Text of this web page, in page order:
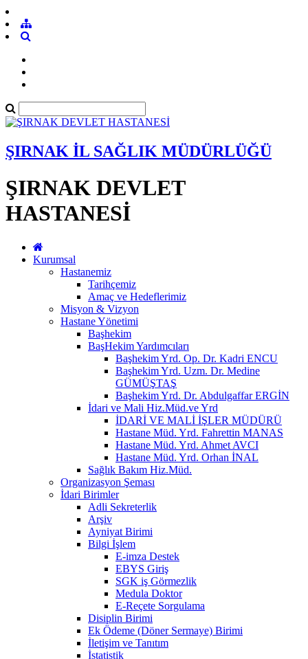
ŞIRNAK İL SAĞLIK MÜDÜRLÜĞÜ
ŞIRNAK DEVLET
HASTANESİ
Kurumsal
Hastanemiz
Tarihçemiz
Amaç ve Hedeflerimiz
Misyon & Vizyon
Hastane Yönetimi
Başhekim
BaşHekim Yardımcıları
Başhekim Yrd. Op. Dr. Kadri ENCU
Başhekim Yrd. Uzm. Dr. Medine
GÜMÜŞTAŞ
Başhekim Yrd. Dr. Abdulgaffar ERGİN
İdari ve Mali Hiz.Müd.ve Yrd
İDARİ VE MALİ İŞLER MÜDÜRÜ
Hastane Müd. Yrd. Fahrettin MANAS
Hastane Müd. Yrd. Ahmet AVCI
Hastane Müd. Yrd. Orhan İNAL
Sağlık Bakım Hiz.Müd.
Organizasyon Şeması
İdari Birimler
Adli Sekreterlik
Arşiv
Ayniyat Birimi
Bilgi İşlem
E-imza Destek
EBYS Giriş
SGK iş Görmezlik
Medula Doktor
E-Reçete Sorgulama
Disiplin Birimi
Ek Ödeme (Döner Sermaye) Birimi
İletişim ve Tanıtım
İstatistik